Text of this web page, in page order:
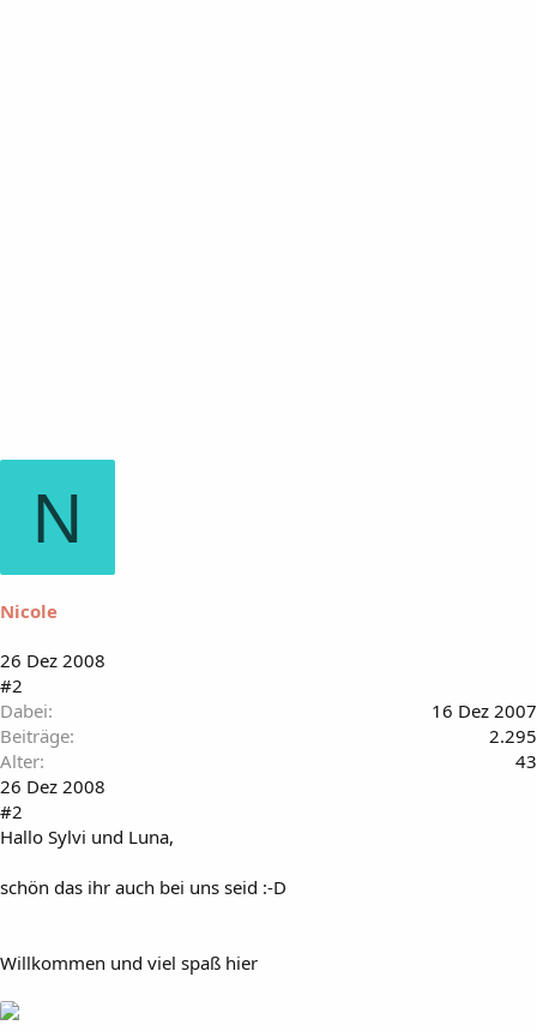
N
Nicole
26 Dez 2008
#2
Dabei
16 Dez 2007
Beiträge
2.295
Alter
43
26 Dez 2008
#2
Hallo Sylvi und Luna,
schön das ihr auch bei uns seid :-D
Willkommen und viel spaß hier